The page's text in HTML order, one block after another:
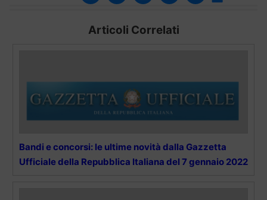
Articoli Correlati
Bandi e concorsi: le ultime novità dalla Gazzetta
Ufficiale della Repubblica Italiana del 7 gennaio 2022